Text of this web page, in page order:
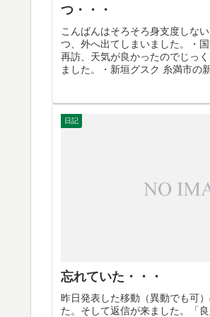
つ・・・
こんばんはそろそろ身支度しな
つ、外へ出てしまいました。・
再訪、天気が良かったのでじっ
ました。・新垣グスク 糸満市の
日記
忘れていた・・・
昨日発表した移動（異動でも可
た。そして返信が来ました。「